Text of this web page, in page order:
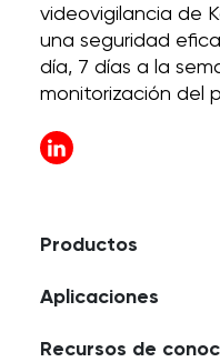
videovigilancia de
una seguridad
día, 7 días a la
monitorización del
Productos
Aplicaciones
Recursos de